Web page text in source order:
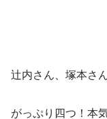
辻内さん、塚本さ
がっぷり四つ！本